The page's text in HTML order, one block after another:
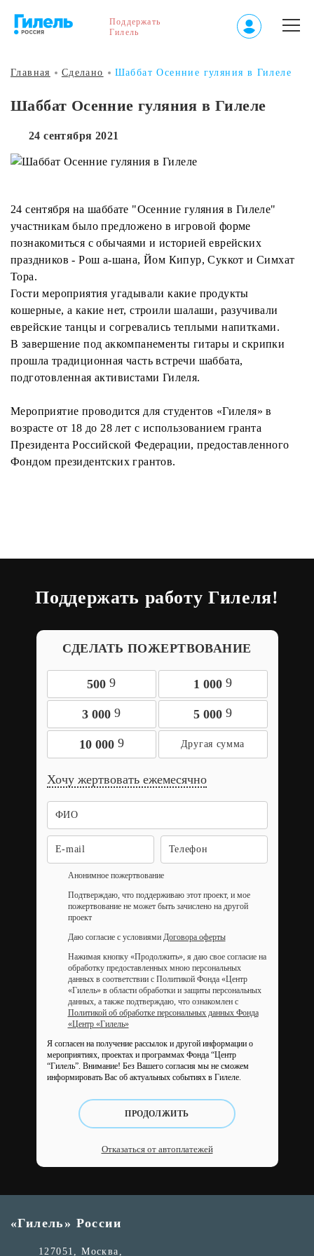
Поддержать
Гилель
Главная Сделано Шаббат Осенние гуляния в Гилеле
Шаббат Осенние гуляния в Гилеле
24 сентября 2021
24 сентября на шаббате "Осенние гуляния в Гилеле"
участникам было предложено в игровой форме
познакомиться с обычаями и историей еврейских
праздников - Рош а-шана, Йом Кипур, Суккот и Симхат
Тора.
Гости мероприятия угадывали какие продукты
кошерные, а какие нет, строили шалаши, разучивали
еврейские танцы и согревались теплыми напитками.
В завершение под аккомпанементы гитары и скрипки
прошла традиционная часть встречи шаббата,
подготовленная активистами Гилеля.
Мероприятие проводится для студентов «Гилеля» в
возрасте от 18 до 28 лет с использованием гранта
Президента Российской Федерации, предоставленного
Фондом президентских грантов.
Поддержать работу Гилеля!
СДЕЛАТЬ ПОЖЕРТВОВАНИЕ
500 9 1 000 9
3 000 9 5 000 9
10 000 9
Хочу жертвовать ежемесячно
Анонимное пожертвование
Подтверждаю, что поддерживаю этот проект, и мое
пожертвование не может быть зачислено на другой
проект
Даю согласие с условиями Договора оферты
Нажимая кнопку «Продолжить», я даю свое согласие на
обработку предоставленных мною персональных
данных в соответствии с Политикой Фонда «Центр
«Гилель» в области обработки и защиты персональных
данных, а также подтверждаю, что ознакомлен с
Политикой об обработке персональных данных Фонда
«Центр «Гилель»
Я согласен на получение рассылок и другой информации о
мероприятиях, проектах и программах Фонда “Центр
“Гилель”. Внимание! Без Вашего согласия мы не сможем
информировать Вас об актуальных событиях в Гилеле.
ПРОДОЛЖИТЬ
Отказаться от автоплатежей
«Гилель» России
127051, Москва,